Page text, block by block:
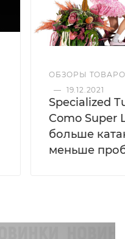
ОБЗОРЫ
— 19.12.2021
Specialized
Como Super
больше
меньше